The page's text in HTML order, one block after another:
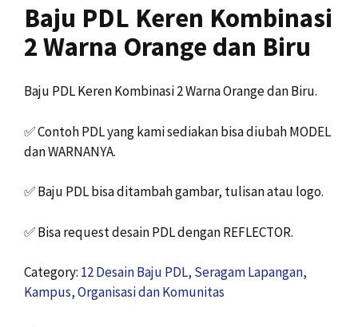
Baju PDL Keren Kombinasi
2 Warna Orange dan Biru
Baju PDL Keren Kombinasi 2 Warna Orange dan Biru.
✅Contoh PDL yang kami sediakan bisa diubah MODEL
dan WARNANYA.
✅Baju PDL bisa ditambah gambar, tulisan atau logo.
✅Bisa request desain PDL dengan REFLECTOR.
Category: 12 Desain Baju PDL, Seragam Lapangan,
Kampus, Organisasi dan Komunitas